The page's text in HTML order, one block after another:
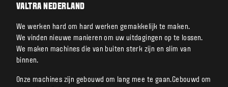
VALTRA NEDERLAND
We werken hard om hard werken gemakkelijk te maken.
We vinden nieuwe manieren om uw uitdagingen op te lossen.
We maken machines die van buiten sterk zijn en slim van
binnen.
Onze machines zijn gebouwd om lang mee te gaan.Gebouwd om